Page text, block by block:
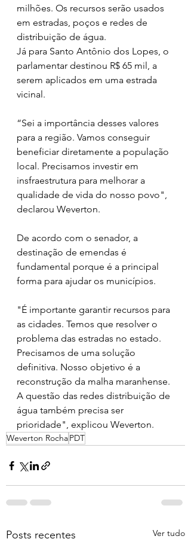
milhões. Os recursos serão usados
em estradas, poços e redes de
distribuição de água.
Já para Santo Antônio dos Lopes, o
parlamentar destinou R$ 65 mil, a
serem aplicados em uma estrada
vicinal.
“Sei a importância desses valores
para a região. Vamos conseguir
beneficiar diretamente a população
local. Precisamos investir em
insfraestrutura para melhorar a
qualidade de vida do nosso povo",
declarou Weverton.
De acordo com o senador, a
destinação de emendas é
fundamental porque é a principal
forma para ajudar os municípios.
"É importante garantir recursos para
as cidades. Temos que resolver o
problema das estradas no estado.
Precisamos de uma solução
definitiva. Nosso objetivo é a
reconstrução da malha maranhense.
A questão das redes distribuição de
água também precisa ser
prioridade", explicou Weverton.
Weverton RochaPDT
Posts recentes Ver tudo